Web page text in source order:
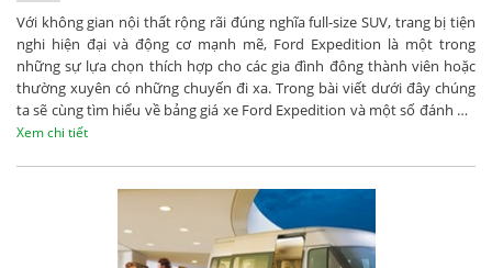
Với không gian nội thất rộng rãi đúng nghĩa full-size SUV, trang bị tiện
nghi hiện đại và động cơ mạnh mẽ, Ford Expedition là một trong
những sự lựa chọn thích hợp cho các gia đình đông thành viên hoặc
thường xuyên có những chuyến đi xa. Trong bài viết dưới đây chúng
ta sẽ cùng tìm hiểu về bảng giá xe Ford Expedition và một số đánh giá
sơ bộ về mẫu SUV cỡ lớn này.
Xem chi tiết